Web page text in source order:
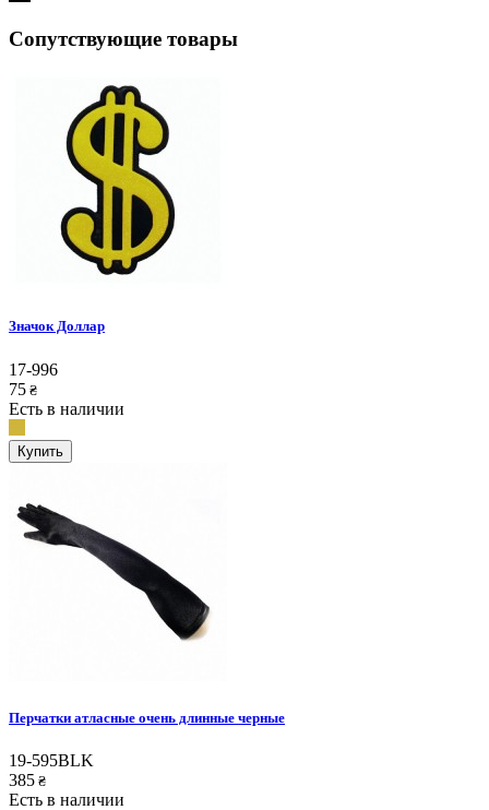
Сопутствующие товары
Значок Доллар
17-996
75 ₴
Есть в наличии
Купить
Перчатки атласные очень длинные черные
19-595BLK
385 ₴
Есть в наличии